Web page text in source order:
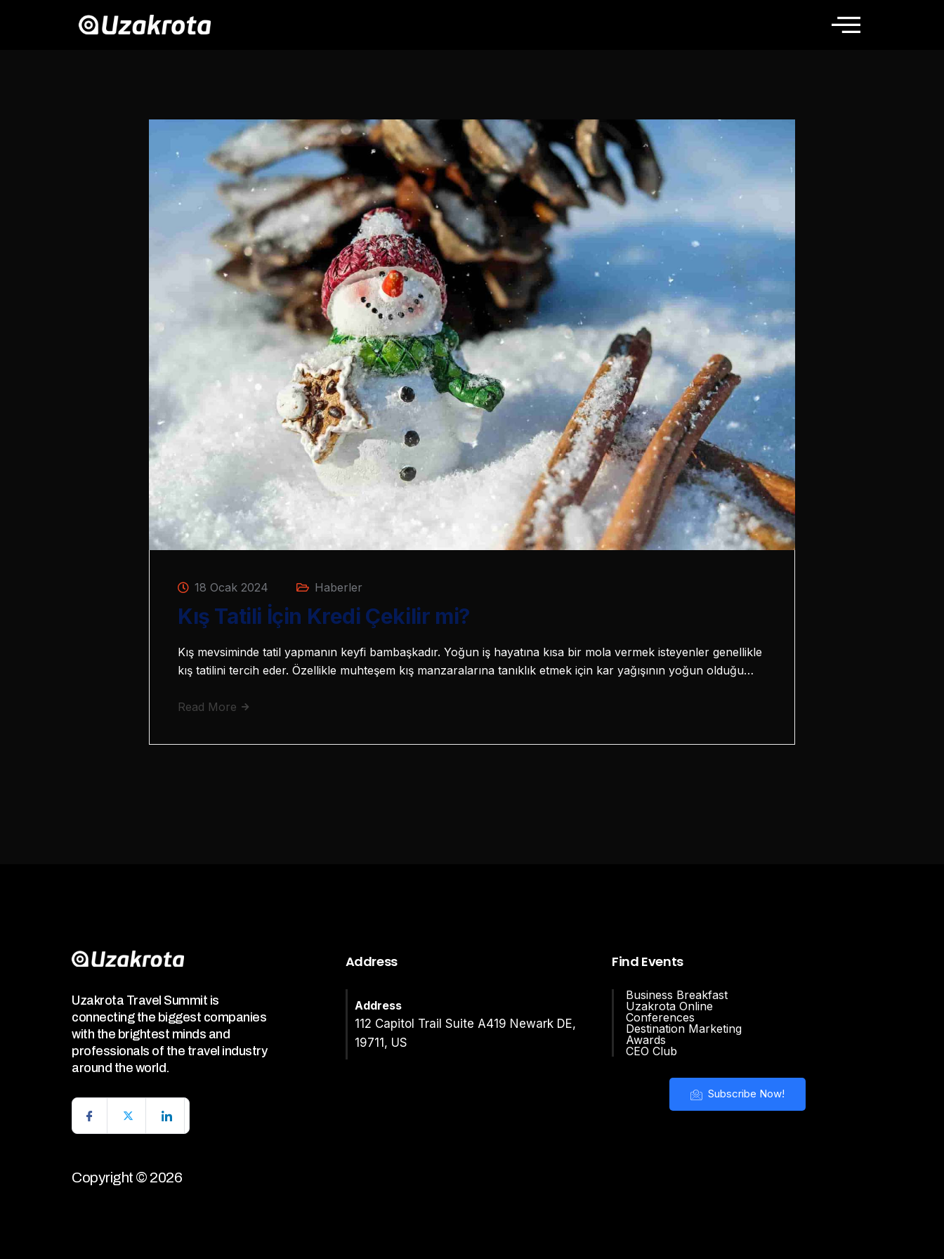
18 Ocak 2024 Haberler
Kış Tatili İçin Kredi Çekilir mi?
Kış mevsiminde tatil yapmanın keyfi bambaşkadır. Yoğun iş hayatına kısa bir mola vermek isteyenler genellikle
kış tatilini tercih eder. Özellikle muhteşem kış manzaralarına tanıklık etmek için kar yağışının yoğun olduğu…
Read More
Uzakrota Travel Summit is
connecting the biggest companies
with the brightest minds and
professionals of the travel industry
around the world.
Copyright © 2026
Address
Address
112 Capitol Trail Suite A419 Newark DE,
19711, US
Find Events
Business Breakfast
Uzakrota Online
Conferences
Destination Marketing
Awards
CEO Club
Subscribe Now!